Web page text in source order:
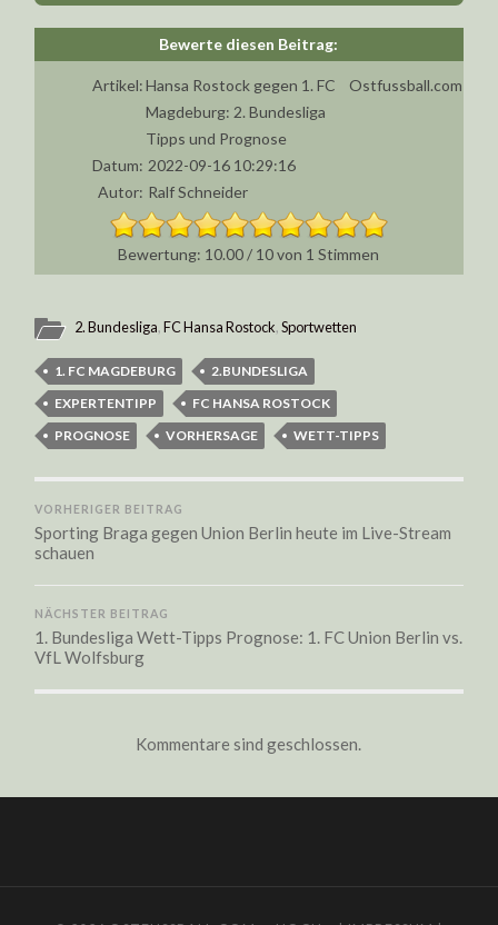
Artikel:Hansa Rostock gegen 1. FC
Magdeburg: 2. Bundesliga
Tipps und Prognose
Ostfussball.com
Datum: 2022-09-16 10:29:16
Autor: Ralf Schneider
10.00/ 10von 1 Stimmen
2. Bundesliga,FC Hansa Rostock,Sportwetten
1. FC MAGDEBURG
2.BUNDESLIGA
EXPERTENTIPP
FC HANSA ROSTOCK
PROGNOSE
VORHERSAGE WETT-TIPPS
VORHERIGER BEITRAG
Sporting Braga gegen Union Berlin heute im Live-Stream
schauen
NÄCHSTER BEITRAG
1. Bundesliga Wett-Tipps Prognose: 1. FC Union Berlin vs.
VfL Wolfsburg
Kommentare sind geschlossen.